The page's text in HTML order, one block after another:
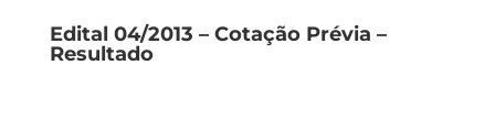
Edital 04/2013 – Cotação Prévia –
Resultado